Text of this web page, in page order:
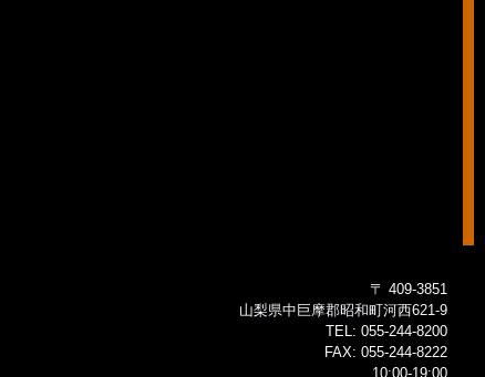
〒 409-3851
山梨県中巨摩郡昭和町河西621-9
TEL: 055-244-8200
FAX: 055-244-8222
10:00-19:00